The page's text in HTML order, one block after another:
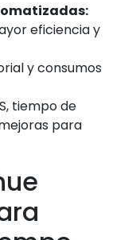
eficiencia y
y consumos
tiempo de
para